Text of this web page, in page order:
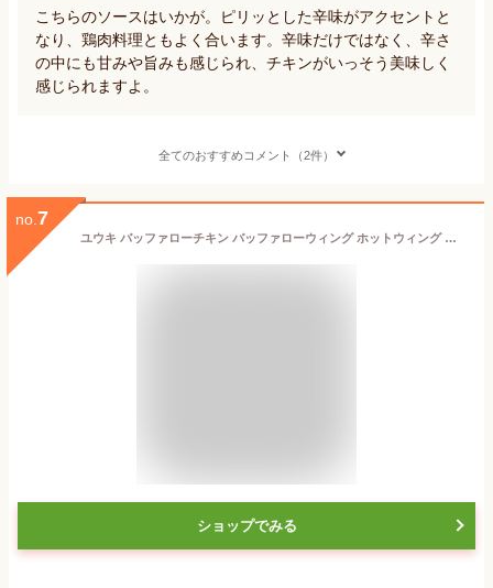
こちらのソースはいかが。ピリッとした辛味がアクセントと
なり、鶏肉料理ともよく合います。辛味だけではなく、辛さ
の中にも甘みや旨みも感じられ、チキンがいっそう美味しく
感じられますよ。
全てのおすすめコメント（2件）
no. 7
ユウキ バッファローチキン バッファローウィング ホットウィング チキンウィング ウィング ソース ＋ ＭＣ ディップソース ブルーチーズ 詰め合わせ ありがとマート開封日シール
ショップでみる